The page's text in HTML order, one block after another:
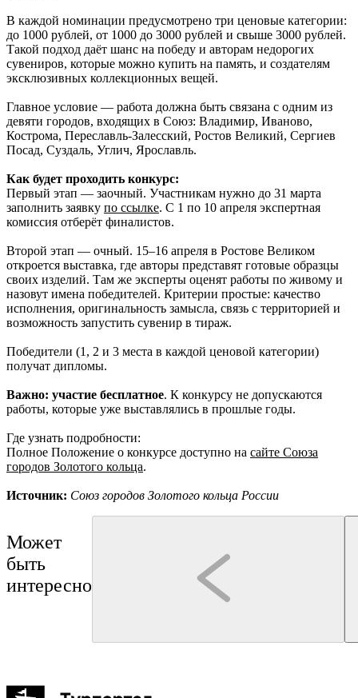
В каждой номинации предусмотрено три ценовые категории:
до 1000 рублей, от 1000 до 3000 рублей и свыше 3000 рублей.
Такой подход даёт шанс на победу и авторам недорогих
сувениров, которые можно купить на память, и создателям
эксклюзивных коллекционных вещей.
Главное условие — работа должна быть связана с одним из
девяти городов, входящих в Союз: Владимир, Иваново,
Кострома, Переславль-Залесский, Ростов Великий, Сергиев
Посад, Суздаль, Углич, Ярославль.
Как будет проходить конкурс:
Первый этап — заочный. Участникам нужно до 31 марта
заполнить заявку по ссылке. С 1 по 10 апреля экспертная
комиссия отберёт финалистов.
Второй этап — очный. 15–16 апреля в Ростове Великом
откроется выставка, где авторы представят готовые образцы
своих изделий. Там же эксперты оценят работы по живому и
назовут имена победителей. Критерии простые: качество
исполнения, оригинальность замысла, связь с территорией и
возможность запустить сувенир в тираж.
Победители (1, 2 и 3 места в каждой ценовой категории)
получат дипломы.
Важно: участие бесплатное. К конкурсу не допускаются
работы, которые уже выставлялись в прошлые годы.
Где узнать подробности:
Полное Положение о конкурсе доступно на сайте Союза
городов Золотого кольца.
Источник: Союз городов Золотого кольца России
Может
быть
интересно